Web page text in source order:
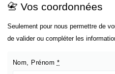
📇 Vos coordonnées
Seulement pour nous permettre de
de valider ou compléter les
Nom, Prénom *